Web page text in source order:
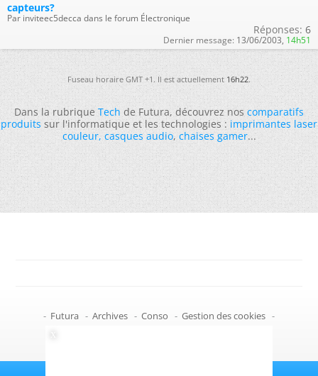
capteurs?
Par inviteec5decca dans le forum Électronique
Réponses: 6
Dernier message: 13/06/2003, 14h51
Fuseau horaire GMT +1. Il est actuellement16h22.
Dans la rubriqueTechde Futura, découvrez noscomparatifs
produitssur l'informatique et les technologies :imprimantes laser
couleur,casques audio,chaises gamer...
- Futura - Archives - Conso - Gestion des cookies -